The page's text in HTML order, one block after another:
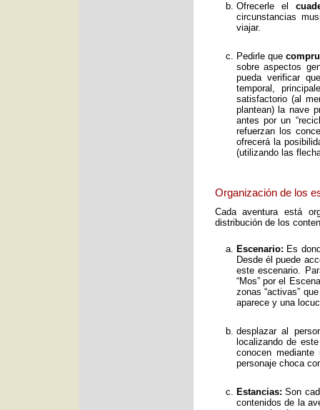
Ofrecerle el
circunstancias
viajar.
Pedirle que
sobre aspectos
pueda verificar
temporal,
satisfactorio (al
plantean) la nave
antes por un
refuerzan los
ofrecerá la
(utilizando las
Organización de los
Cada aventura está
distribución de los
Escenario: Es
Desde él puede
este escenario.
“Mos” por el
zonas “activas”
aparece y una
desplazar al
localizando de
conocen
personaje choca
Estancias: Son
contenidos de la